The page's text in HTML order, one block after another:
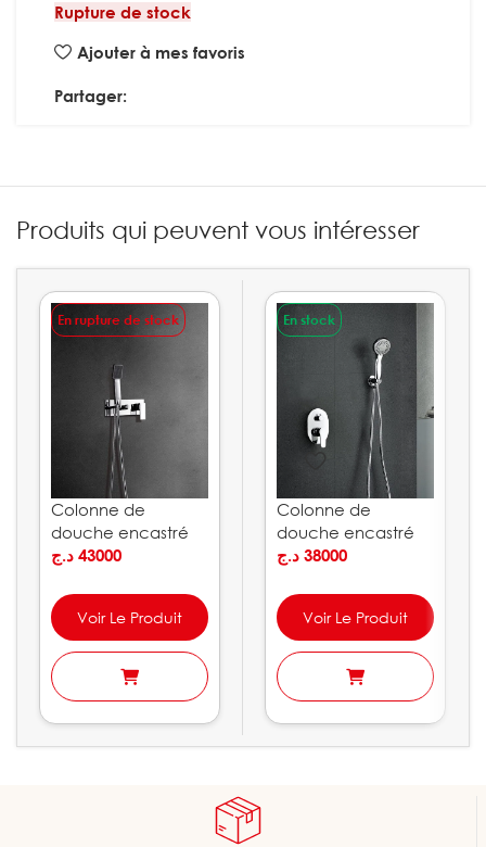
Rupture de stock
Ajouter à mes favoris
Partager:
Produits qui peuvent vous intéresser
En rupture de stock
Colonne de
douche encastré
Noruega IMEX
43000 د.ج
Voir Le Produit
En stock
Colonne de
douche encastré
OSLO IMEX
38000 د.ج
Voir Le Produit